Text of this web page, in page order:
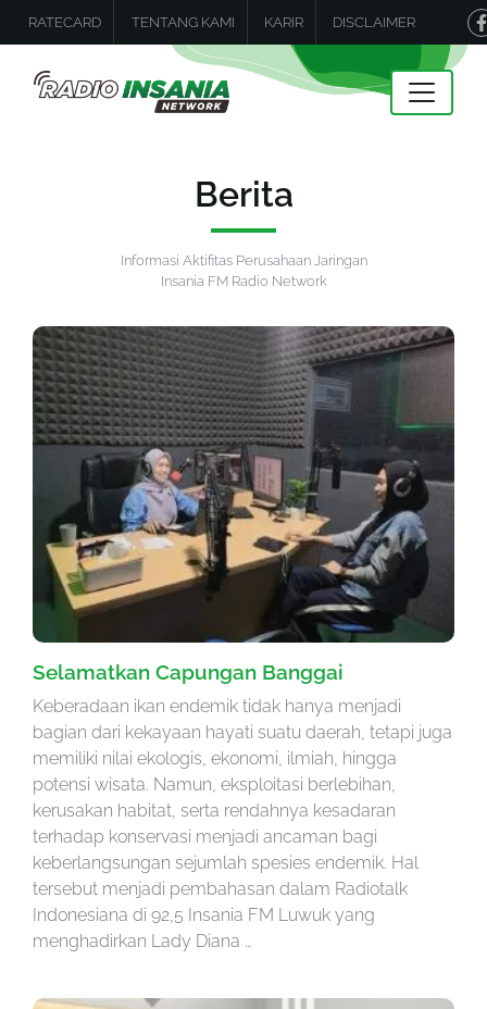
RATECARD TENTANG KAMI KARIR DISCLAIMER
Berita
Informasi Aktifitas Perusahaan Jaringan
Insania FM Radio Network
Selamatkan Capungan Banggai
Keberadaan ikan endemik tidak hanya menjadi
bagian dari kekayaan hayati suatu daerah, tetapi juga
memiliki nilai ekologis, ekonomi, ilmiah, hingga
potensi wisata. Namun, eksploitasi berlebihan,
kerusakan habitat, serta rendahnya kesadaran
terhadap konservasi menjadi ancaman bagi
keberlangsungan sejumlah spesies endemik. Hal
tersebut menjadi pembahasan dalam Radiotalk
Indonesiana di 92,5 Insania FM Luwuk yang
menghadirkan Lady Diana …